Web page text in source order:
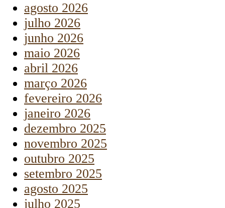
agosto 2026
julho 2026
junho 2026
maio 2026
abril 2026
março 2026
fevereiro 2026
janeiro 2026
dezembro 2025
novembro 2025
outubro 2025
setembro 2025
agosto 2025
julho 2025